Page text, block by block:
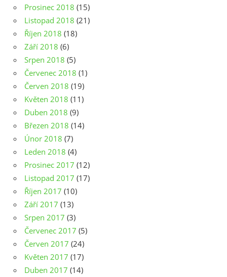
Prosinec 2018 (15)
Listopad 2018 (21)
Říjen 2018 (18)
Září 2018 (6)
Srpen 2018 (5)
Červenec 2018 (1)
Červen 2018 (19)
Květen 2018 (11)
Duben 2018 (9)
Březen 2018 (14)
Únor 2018 (7)
Leden 2018 (4)
Prosinec 2017 (12)
Listopad 2017 (17)
Říjen 2017 (10)
Září 2017 (13)
Srpen 2017 (3)
Červenec 2017 (5)
Červen 2017 (24)
Květen 2017 (17)
Duben 2017 (14)